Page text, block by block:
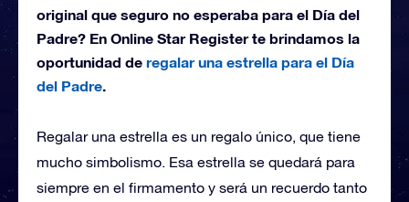
original que seguro no esperaba para el Día del
Padre? En Online Star Register te brindamos la
oportunidad de regalar una estrella para el Día
del Padre.
Regalar una estrella es un regalo único, que tiene
mucho simbolismo. Esa estrella se quedará para
siempre en el firmamento y será un recuerdo tanto